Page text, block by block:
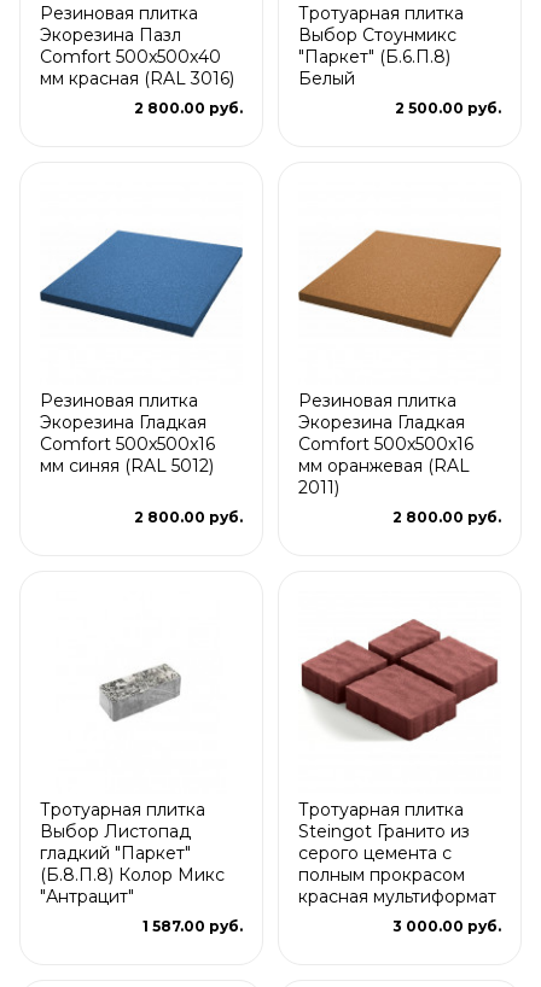
Резиновая плитка
Экорезина Пазл
Comfort 500x500x40
мм красная (RAL 3016)
2 800.00 руб.
Тротуарная плитка
Выбор Стоунмикс
"Паркет" (Б.6.П.8)
Белый
2 500.00 руб.
Резиновая плитка
Экорезина Гладкая
Comfort 500x500x16
мм синяя (RAL 5012)
2 800.00 руб.
Резиновая плитка
Экорезина Гладкая
Comfort 500x500x16
мм оранжевая (RAL
2011)
2 800.00 руб.
Тротуарная плитка
Выбор Листопад
гладкий "Паркет"
(Б.8.П.8) Колор Микс
"Антрацит"
1 587.00 руб.
Тротуарная плитка
Steingot Гранито из
серого цемента с
полным прокрасом
красная мультиформат
3 000.00 руб.